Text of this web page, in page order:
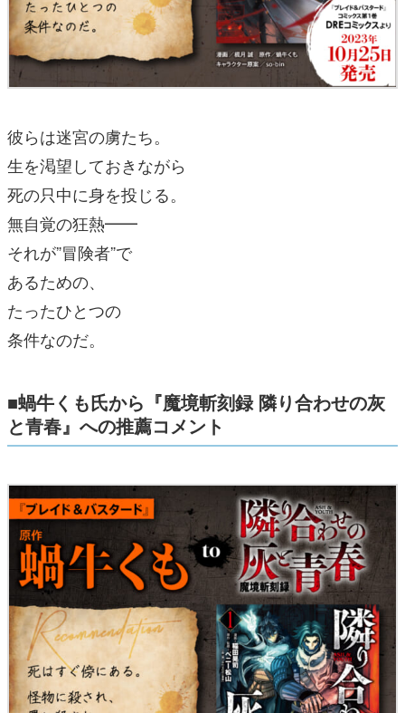
彼らは迷宮の虜たち。
生を渇望しておきながら
死の只中に身を投じる。
無自覚の狂熱━━
それが”冒険者”で
あるための、
たったひとつの
条件なのだ。
■蝸牛くも氏から『魔境斬刻録 隣り合わせの灰
と青春』への推薦コメント